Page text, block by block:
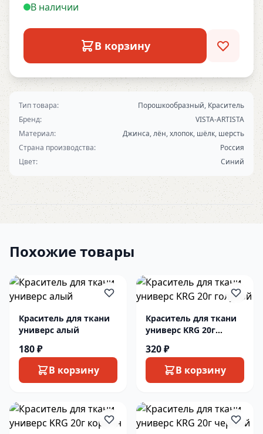
В наличии
В корзину
Тип товара:
Порошкообразный, Краситель
Бренд:
VISTA-ARTISTA
Материал:
Джинса, лён, хлопок, шёлк, шерсть
Страна производства:
Россия
Цвет:
Синий
Похожие товары
Краситель для ткани
универс алый
180 ₽
В корзину
Краситель для ткани
универс KRG 20г
320 ₽
В корзину